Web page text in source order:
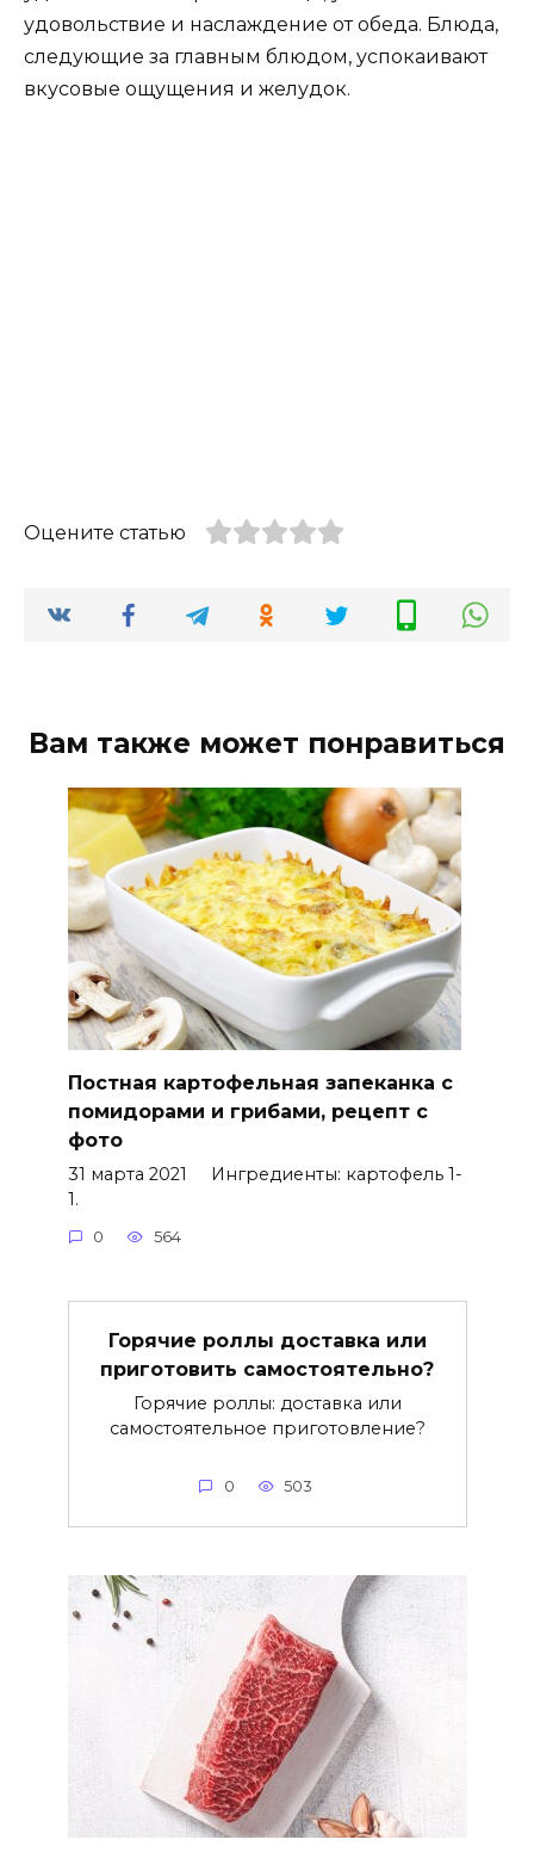
удовольствие и наслаждение от обеда. Блюда,
следующие за главным блюдом, успокаивают
вкусовые ощущения и желудок.
Оцените статью
Вам также может понравиться
Постная картофельная запеканка с
помидорами и грибами, рецепт с
фото
31 марта 2021 Ингредиенты: картофель 1-
1.
0 564
Горячие роллы доставка или
приготовить самостоятельно?
Горячие роллы: доставка или
самостоятельное приготовление?
0 503